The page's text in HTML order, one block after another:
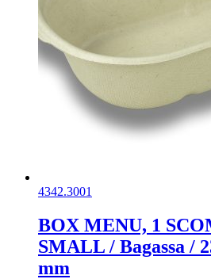
4342.3001
BOX MENU, 1
SMALL / Bagassa /
mm